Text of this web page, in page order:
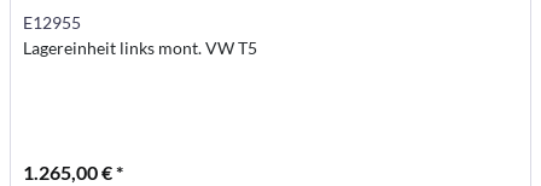
E12955
Lagereinheit links mont. VW T5
1.265,00 € *